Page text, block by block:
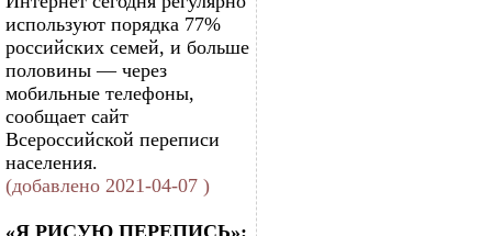
используют порядка 77%
российских семей, и больше
половины — через
мобильные телефоны,
сообщает сайт
Всероссийской переписи
населения.
(добавлено 2021-04-07 )
«Я РИСУЮ ПЕРЕПИСЬ»: